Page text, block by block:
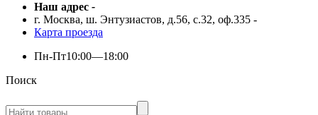
Наш адрес -
г. Москва, ш. Энтузиастов, д.56, с.32, оф.335 -
Карта проезда
Пн-Пт10:00—18:00
Поиск